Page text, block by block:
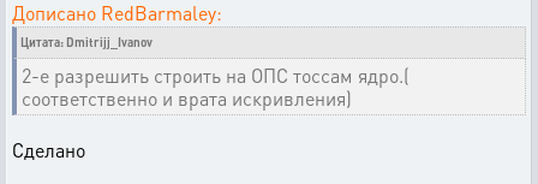
Дописано RedBarmaley:
Цитата: Dmitrijj_Ivanov
2-е разрешить строить на ОПС тоссам ядро.(
соответственно и врата искривления)
Сделано